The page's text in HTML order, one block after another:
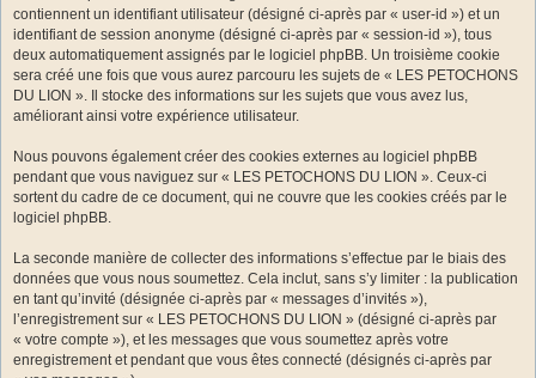
contiennent un identifiant utilisateur (désigné ci-après par « user-id ») et un
identifiant de session anonyme (désigné ci-après par « session-id »), tous
deux automatiquement assignés par le logiciel phpBB. Un troisième cookie
sera créé une fois que vous aurez parcouru les sujets de « LES PETOCHONS
DU LION ». Il stocke des informations sur les sujets que vous avez lus,
améliorant ainsi votre expérience utilisateur.
Nous pouvons également créer des cookies externes au logiciel phpBB
pendant que vous naviguez sur « LES PETOCHONS DU LION ». Ceux-ci
sortent du cadre de ce document, qui ne couvre que les cookies créés par le
logiciel phpBB.
La seconde manière de collecter des informations s’effectue par le biais des
données que vous nous soumettez. Cela inclut, sans s’y limiter : la publication
en tant qu’invité (désignée ci-après par « messages d’invités »),
l’enregistrement sur « LES PETOCHONS DU LION » (désigné ci-après par
« votre compte »), et les messages que vous soumettez après votre
enregistrement et pendant que vous êtes connecté (désignés ci-après par